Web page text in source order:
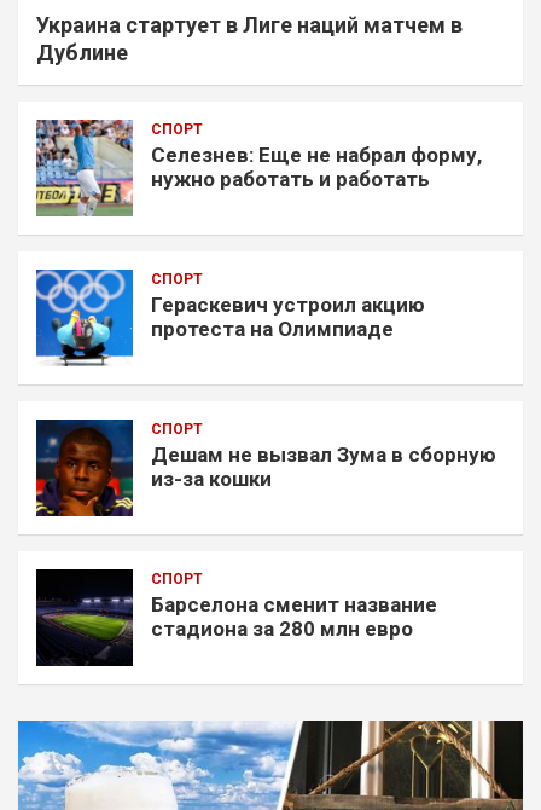
Украина стартует в Лиге наций матчем в
Дублине
СПОРТ
Селезнев: Еще не набрал форму,
нужно работать и работать
СПОРТ
Гераскевич устроил акцию
протеста на Олимпиаде
СПОРТ
Дешам не вызвал Зума в сборную
из-за кошки
СПОРТ
Барселона сменит название
стадиона за 280 млн евро